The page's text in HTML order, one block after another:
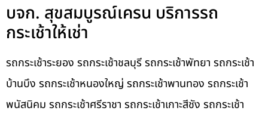
บจก. สุขสมบูรณ์เครน บริการรถ
กระเช้าให้เช่า
รถกระเช้าระยอง รถกระเช้าชลบุรี รถกระเช้าพัทยา รถกระเช้า
บ้านบึง รถกระเช้าหนองใหญ่ รถกระเช้าพานทอง รถกระเช้า
พนัสนิคม รถกระเช้าศรีราชา รถกระเช้าเกาะสีชัง รถกระเช้า